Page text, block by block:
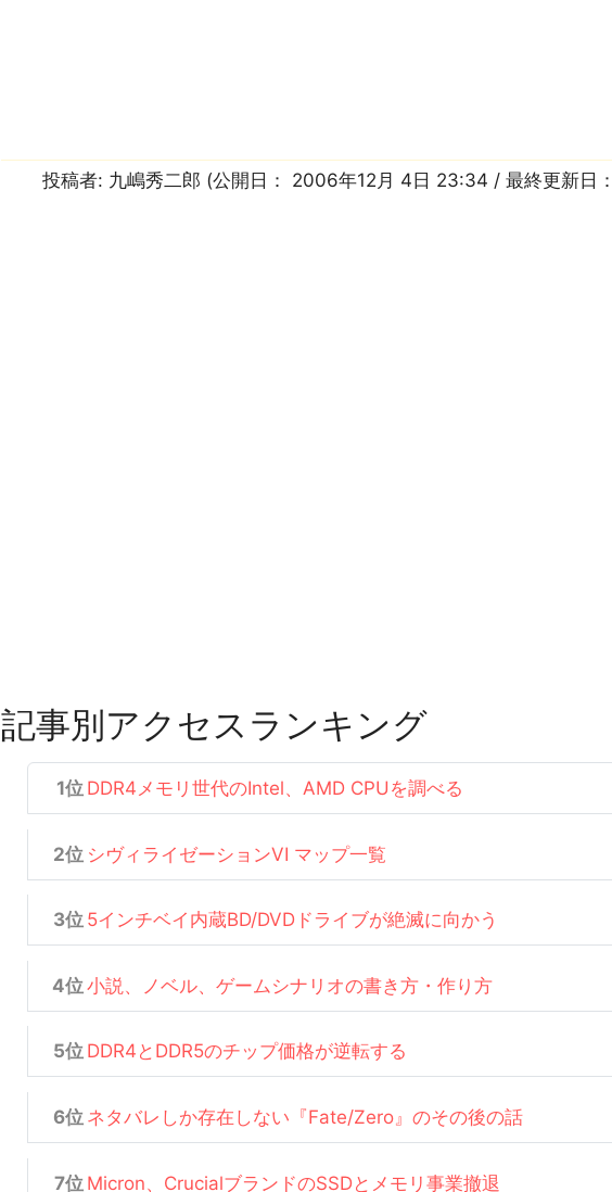
投稿者: 九嶋秀二郎 (公開日： 2006年12月 4日 23:34 / 最終更新日：
記事別アクセスランキング
DDR4メモリ世代のIntel、AMD CPUを調べる
シヴィライゼーションVI マップ一覧
5インチベイ内蔵BD/DVDドライブが絶滅に向かう
小説、ノベル、ゲームシナリオの書き方・作り方
DDR4とDDR5のチップ価格が逆転する
ネタバレしか存在しない『Fate/Zero』のその後の話
Micron、CrucialブランドのSSDとメモリ事業撤退